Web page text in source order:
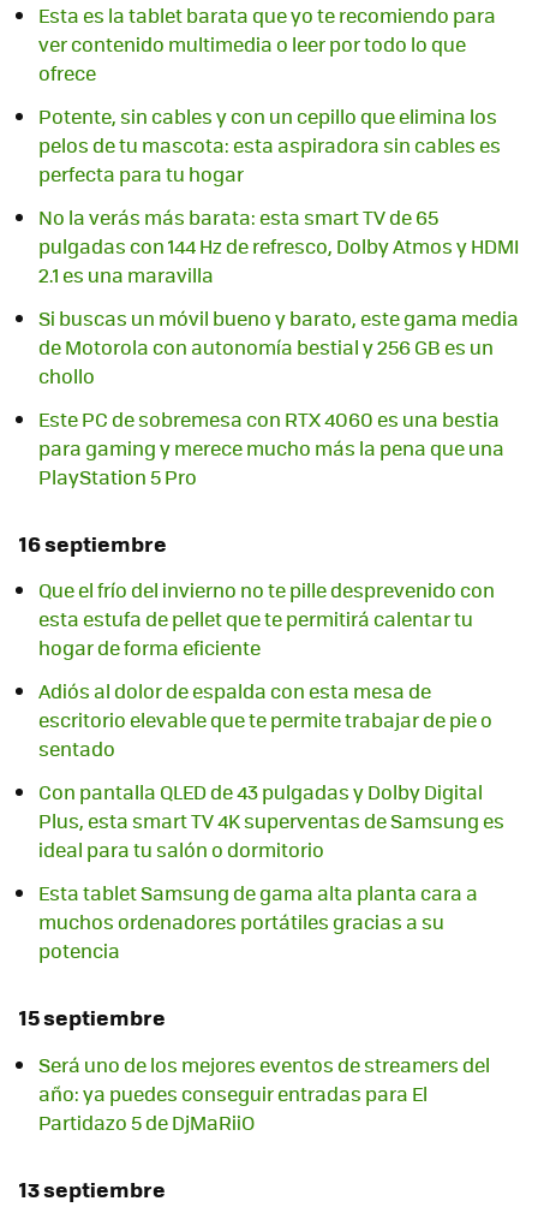
Esta es la tablet barata que yo te recomiendo para
ver contenido multimedia o leer por todo lo que
ofrece
Potente, sin cables y con un cepillo que elimina los
pelos de tu mascota: esta aspiradora sin cables es
perfecta para tu hogar
No la verás más barata: esta smart TV de 65
pulgadas con 144 Hz de refresco, Dolby Atmos y HDMI
2.1 es una maravilla
Si buscas un móvil bueno y barato, este gama media
de Motorola con autonomía bestial y 256 GB es un
chollo
Este PC de sobremesa con RTX 4060 es una bestia
para gaming y merece mucho más la pena que una
PlayStation 5 Pro
16 septiembre
Que el frío del invierno no te pille desprevenido con
esta estufa de pellet que te permitirá calentar tu
hogar de forma eficiente
Adiós al dolor de espalda con esta mesa de
escritorio elevable que te permite trabajar de pie o
sentado
Con pantalla QLED de 43 pulgadas y Dolby Digital
Plus, esta smart TV 4K superventas de Samsung es
ideal para tu salón o dormitorio
Esta tablet Samsung de gama alta planta cara a
muchos ordenadores portátiles gracias a su
potencia
15 septiembre
Será uno de los mejores eventos de streamers del
año: ya puedes conseguir entradas para El
Partidazo 5 de DjMaRiiO
13 septiembre